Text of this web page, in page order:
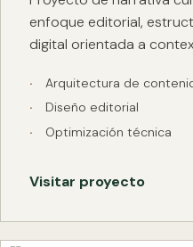
enfoque editorial,
digital orientada a
Arquitectura de
Diseño editorial
Optimización técnica
Visitar proyecto